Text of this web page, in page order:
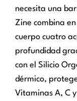
necesita una
Zine combina
cuerpo cuatro
profundidad
con el Silicio
dérmico,
Vitaminas A, C